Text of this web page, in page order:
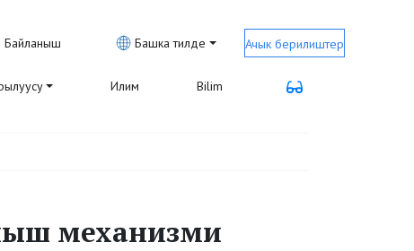
Байланыш Башка тилде Ачык берилиштер
Илим Bilim
механизми